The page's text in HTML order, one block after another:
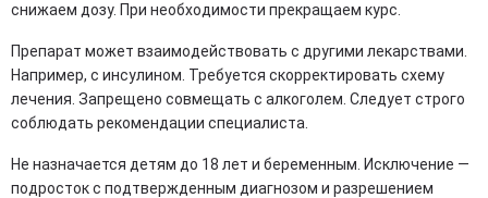
снижаем дозу. При необходимости прекращаем курс.
Препарат может взаимодействовать с другими лекарствами.
Например, с инсулином. Требуется скорректировать схему
лечения. Запрещено совмещать с алкоголем. Следует строго
соблюдать рекомендации специалиста.
Не назначается детям до 18 лет и беременным. Исключение —
подросток с подтвержденным диагнозом и разрешением